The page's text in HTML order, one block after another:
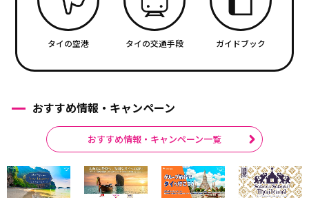
タイの空港 タイの交通手段 ガイドブック
おすすめ情報・キャンペーン
おすすめ情報・キャンペーン一覧